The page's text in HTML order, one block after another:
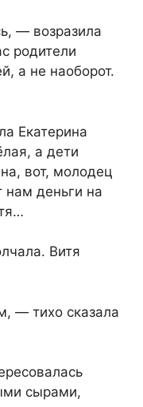
— возразила
родители
а не наоборот.
Екатерина
а дети
вот, молодец
деньги на
Витя
— тихо сказала
сырами,